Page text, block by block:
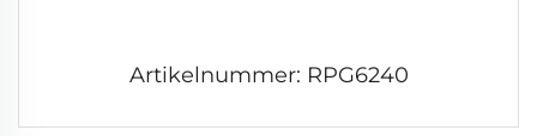
Artikelnummer: RPG6240